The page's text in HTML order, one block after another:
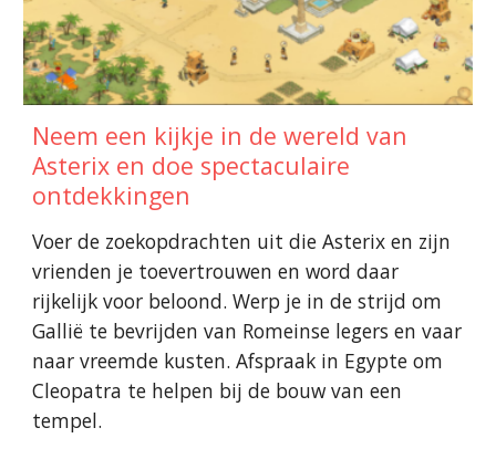
Neem een kijkje in de wereld van
Asterix en doe spectaculaire
ontdekkingen
Voer de zoekopdrachten uit die Asterix en zijn
vrienden je toevertrouwen en word daar
rijkelijk voor beloond. Werp je in de strijd om
Gallië te bevrijden van Romeinse legers en vaar
naar vreemde kusten. Afspraak in Egypte om
Cleopatra te helpen bij de bouw van een
tempel.